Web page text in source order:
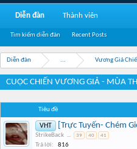
Diễn đàn ... Vương Giả
CUỘC CHIẾN VƯƠNG GIẢ - MÙA
Tiêu đề
VHT [Trực Tuyến- Chém
StrikeBack ... 39 40 41
Trả lời: 816
Diễn đàn
Tìm kiếm diễn đàn Recent Posts
Thành viên